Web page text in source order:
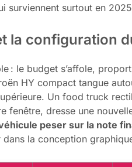
surviennent surtout en
la configuration
: le budget s’affole,
HY compact tangue
Un food truck
fenêtre, dresse une
peser sur la note
la conception